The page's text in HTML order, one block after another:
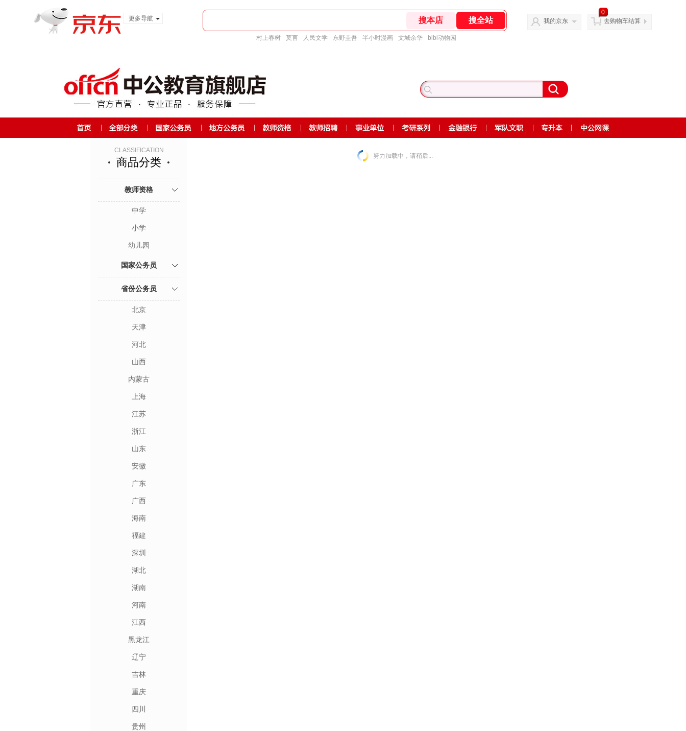
更多导航
村上春树 莫言 人民文学 东野圭吾 半小时漫画 文城余华 bibi动物园
我的京东
0
去购物车结算
CLASSIFICATION
商品分类
教师资格
中学
小学
幼儿园
国家公务员
省份公务员
北京
天津
河北
山西
内蒙古
上海
江苏
浙江
山东
安徽
广东
广西
海南
福建
深圳
湖北
湖南
河南
江西
黑龙江
辽宁
吉林
重庆
四川
贵州
努力加载中，请稍后...